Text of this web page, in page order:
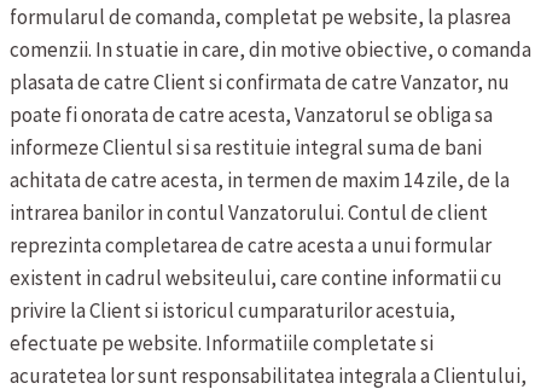
formularul de comanda, completat pe website, la plasrea
comenzii. In stuatie in care, din motive obiective, o comanda
plasata de catre Client si confirmata de catre Vanzator, nu
poate fi onorata de catre acesta, Vanzatorul se obliga sa
informeze Clientul si sa restituie integral suma de bani
achitata de catre acesta, in termen de maxim 14 zile, de la
intrarea banilor in contul Vanzatorului.Contul de client
reprezinta completarea de catre acesta a unui formular
existent in cadrul websiteului, care contine informatii cu
privire la Client si istoricul cumparaturilor acestuia,
efectuate pe website. Informatiile completate si
acuratetea lor sunt responsabilitatea integrala a Clientului,